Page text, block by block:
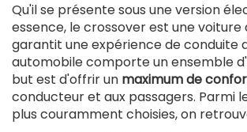
Qu'il se présente sous une version
essence, le crossover est une voiture
garantit une expérience de conduite
automobile comporte un ensemble
but est d'offrir un maximum de
conducteur et aux passagers. Parmi
plus couramment choisies, on